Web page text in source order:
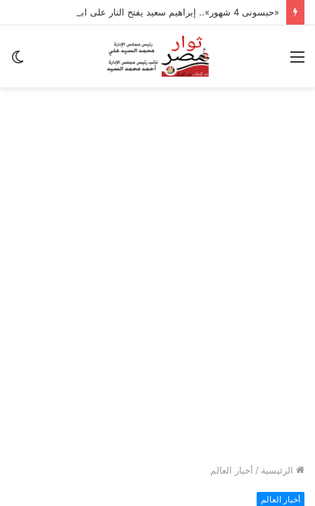
القائمة
الرئيسية / أخبار العالم
أخبار العالم